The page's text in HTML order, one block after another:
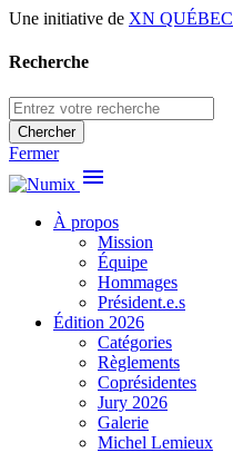
Une initiative de XN QUÉBEC
Recherche
Chercher
Fermer
menu
À propos
Mission
Équipe
Hommages
Président.e.s
Édition 2026
Catégories
Règlements
Coprésidentes
Jury 2026
Galerie
Michel Lemieux